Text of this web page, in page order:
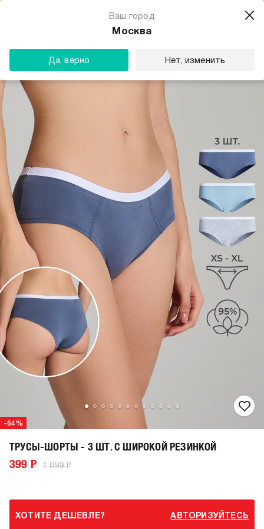
Ваш город
Москва
Да, верно Нет, изменить
-64%
ТРУСЫ-ШОРТЫ - 3 ШТ. С ШИРОКОЙ РЕЗИНКОЙ
399 Р 1 099 Р
ХОТИТЕ ДЕШЕВЛЕ? АВТОРИЗУЙТЕСЬ
Магазин одежды для тебя